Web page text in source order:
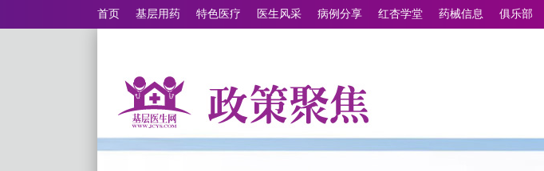
首页 基层用药 特色医疗 医生风采 病例分享 红杏学堂 药械信息 俱乐部